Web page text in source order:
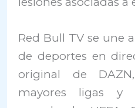
Red Bull TV se une
de deportes en
original de
mayores ligas y